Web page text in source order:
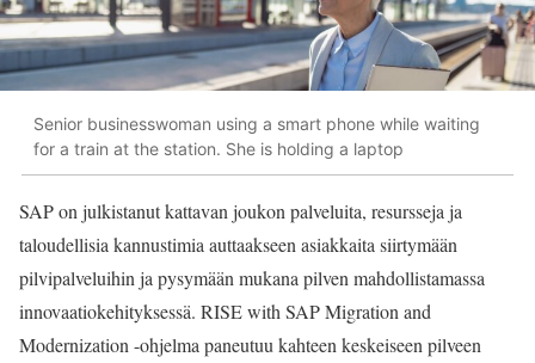
Senior businesswoman using a smart phone while waiting
for a train at the station. She is holding a laptop
SAP on julkistanut kattavan joukon palveluita, resursseja ja
taloudellisia kannustimia auttaakseen asiakkaita siirtymään
pilvipalveluihin ja pysymään mukana pilven mahdollistamassa
innovaatiokehityksessä. RISE with SAP Migration and
Modernization -ohjelma paneutuu kahteen keskeiseen pilveen